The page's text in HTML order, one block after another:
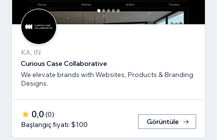
KA, IN
Curious Case Collaborative
We elevate brands with Websites, Products & Branding
Designs.
0,0 (0)
Başlangıç fiyatı: $100
Görüntüle